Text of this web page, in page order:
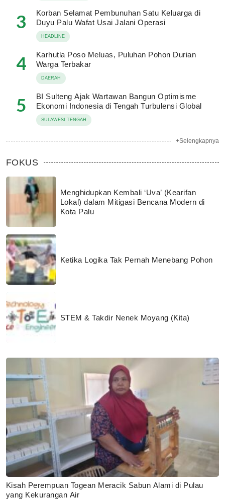
3
Korban Selamat Pembunuhan Satu Keluarga di
Duyu Palu Wafat Usai Jalani Operasi
HEADLINE
4
Karhutla Poso Meluas, Puluhan Pohon Durian
Warga Terbakar
DAERAH
5
BI Sulteng Ajak Wartawan Bangun Optimisme
Ekonomi Indonesia di Tengah Turbulensi Global
SULAWESI TENGAH
+Selengkapnya
FOKUS
Menghidupkan Kembali ‘Uva’ (Kearifan
Lokal) dalam Mitigasi Bencana Modern di
Kota Palu
Ketika Logika Tak Pernah Menebang Pohon
STEM & Takdir Nenek Moyang (Kita)
Kisah Perempuan Togean Meracik Sabun Alami di Pulau
yang Kekurangan Air